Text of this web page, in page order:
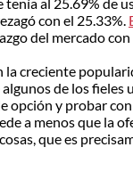
tenía al 25.69% de
con el 25.33%.
del mercado con
la creciente
de los fieles
opción y probar
a menos que la
que es